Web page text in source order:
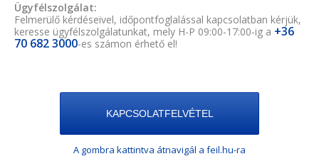
Ügyfélszolgálat:
Felmerülő kérdéseivel, időpontfoglalással kapcsolatban kérjük,
keresse ügyfélszolgálatunkat, mely H-P 09:00-17:00-ig a +36
70 682 3000-es számon érhető el!
KAPCSOLATFELVÉTEL
A gombra kattintva átnavigál a feil.hu-ra